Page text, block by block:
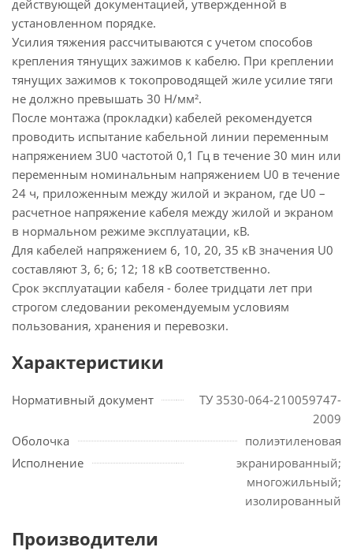
действующей документацией, утвержденной в
установленном порядке.
Усилия тяжения рассчитываются с учетом способов
крепления тянущих зажимов к кабелю. При креплении
тянущих зажимов к токопроводящей жиле усилие тяги
не должно превышать 30 Н/мм².
После монтажа (прокладки) кабелей рекомендуется
проводить испытание кабельной линии переменным
напряжением 3U0 частотой 0,1 Гц в течение 30 мин или
переменным номинальным напряжением U0 в течение
24 ч, приложенным между жилой и экраном, где U0 –
расчетное напряжение кабеля между жилой и экраном
в нормальном режиме эксплуатации, кВ.
Для кабелей напряжением 6, 10, 20, 35 кВ значения U0
составляют 3, 6; 6; 12; 18 кВ соответственно.
Срок эксплуатации кабеля - более тридцати лет при
строгом следовании рекомендуемым условиям
пользования, хранения и перевозки.
Характеристики
Нормативный документ
ТУ 3530-064-210059747-
2009
Оболочка
полиэтиленовая
Исполнение
экранированный;
многожильный;
изолированный
Производители